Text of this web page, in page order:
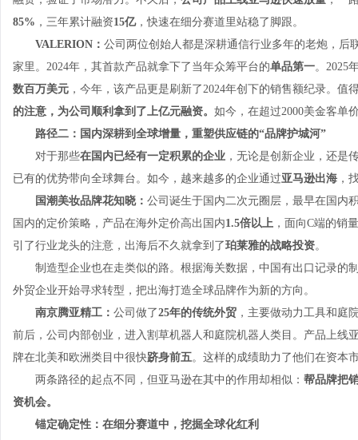
85% ，三年累计融资15亿，快速在细分赛道里站稳了脚跟。
VALERION： 公司两位创始人都是深耕通信行业多年的老炮，后
家里。2024年，其首款产品就拿下了当年众筹平台的单品第一。2025
数百万美元 ，今年，该产品更是刷新了2024年创下的销售额纪录。
的注意， 为公司顺利拿到了上亿元融资。 如今，在超过2000美金客单
路径二：国内深耕到全球增量，重塑供应链的“品牌护城河”
对于那些在国内已经有一定积累的企业 ，无论是创新企业，还是
已有的优势带向全球舞台。如今，越来越多的企业通过亚马逊出海 ，
国潮美妆品牌花知晓： 公司诞生于国内二次元圈层，最早在国内
国内的定价策略，产品在海外定价高出国内1.5倍以上 ，面向C端的销
引了行业龙头的注意，出海后不久就拿到了珀莱雅的战略投资。
制造型企业也在走类似的路。根据海关数据，中国有出口记录的
外贸企业开始寻求转型，把出海打造全球品牌作为新的方向。
南京腾亚精工： 公司做了25年的传统外贸 ，主要做动力工具和庭
前后，公司内部创业，进入割草机器人和庭院机器人类目。产品上线
牌在北美和欧洲类目中很快跻身前五。这样的成绩助力了他们在资本
两条路径的起点不同，但亚马逊在其中的作用却相似： 帮品牌把
资机会。
锚定确定性：在细分赛道中，挖掘全球化红利